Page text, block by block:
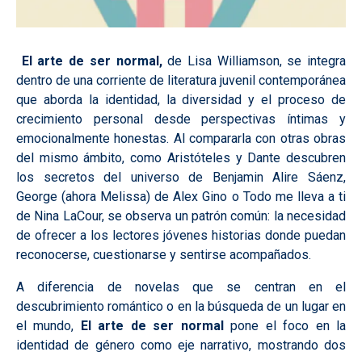
El arte de ser normal,de Lisa Williamson, se integra
dentro de una corriente de literatura juvenil contemporánea
que aborda la identidad, la diversidad y el proceso de
crecimiento personal desde perspectivas íntimas y
emocionalmente honestas. Al compararla con otras obras
del mismo ámbito, como Aristóteles y Dante descubren
los secretos del universo de Benjamin Alire Sáenz,
George (ahora Melissa) de Alex Gino o Todo me lleva a ti
de Nina LaCour, se observa un patrón común: la necesidad
de ofrecer a los lectores jóvenes historias donde puedan
reconocerse, cuestionarse y sentirse acompañados.
A diferencia de novelas que se centran en el
descubrimiento romántico o en la búsqueda de un lugar en
el mundo,
El arte de ser normal
pone el foco en la
identidad de género como eje narrativo, mostrando dos